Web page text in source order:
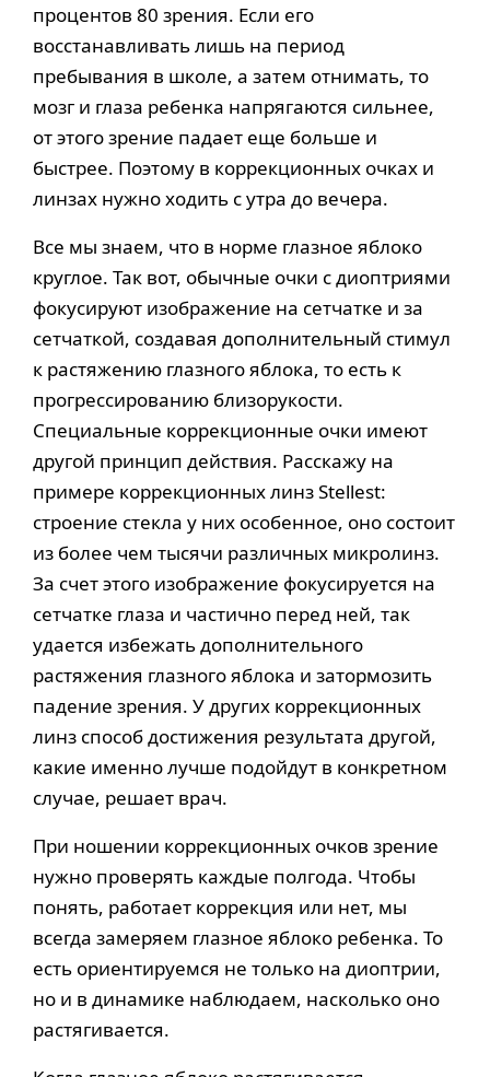
процентов 80 зрения. Если его
восстанавливать лишь на период
пребывания в школе, а затем отнимать, то
мозг и глаза ребенка напрягаются сильнее,
от этого зрение падает еще больше и
быстрее. Поэтому в коррекционных очках и
линзах нужно ходить с утра до вечера.
Все мы знаем, что в норме глазное яблоко
круглое. Так вот, обычные очки с диоптриями
фокусируют изображение на сетчатке и за
сетчаткой, создавая дополнительный стимул
к растяжению глазного яблока, то есть к
прогрессированию близорукости.
Специальные коррекционные очки имеют
другой принцип действия. Расскажу на
примере коррекционных линз Stellest:
строение стекла у них особенное, оно состоит
из более чем тысячи различных микролинз.
За счет этого изображение фокусируется на
сетчатке глаза и частично перед ней, так
удается избежать дополнительного
растяжения глазного яблока и затормозить
падение зрения. У других коррекционных
линз способ достижения результата другой,
какие именно лучше подойдут в конкретном
случае, решает врач.
При ношении коррекционных очков зрение
нужно проверять каждые полгода. Чтобы
понять, работает коррекция или нет, мы
всегда замеряем глазное яблоко ребенка. То
есть ориентируемся не только на диоптрии,
но и в динамике наблюдаем, насколько оно
растягивается.